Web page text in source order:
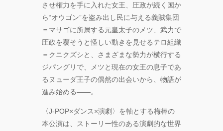
させ権力を手に入れた女王、圧政が続く国か
ら“オウゴン”を盗み出し民に与える義賊集団
＝マサゴに所属する元皇太子のメツ、武力で
圧政を覆そうと怪しい動きを見せるテロ組織
＝クニクズシと、さまざまな勢力が横行する
ジパングリで、メツと現在の女王の息子であ
るヌューダ王子の偶然の出会いから、物語が
進み始める――。
〈J-POP×ダンス×演劇〉を軸とする梅棒の
本公演は、ストーリー性のある演劇的な世界